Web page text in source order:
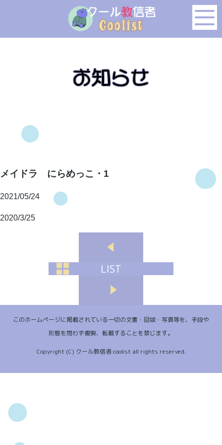
メイドラ にらめっこ・1
2021/05/24
2020/3/25
LIST
このホームページに掲載されている一切の文書・図版・写真等を、手段や
形態を問わず複製、転載することを禁じます。
Copyright (C) クール教信者 coolist all rights reserved.